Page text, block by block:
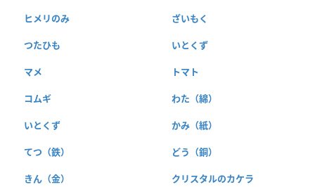
ヒメリのみ ざいもく
つたひも いとくず
マメ トマト
コムギ わた（綿）
いとくず かみ（紙）
てつ（鉄） どう（銅）
きん（金） クリスタルのカケラ